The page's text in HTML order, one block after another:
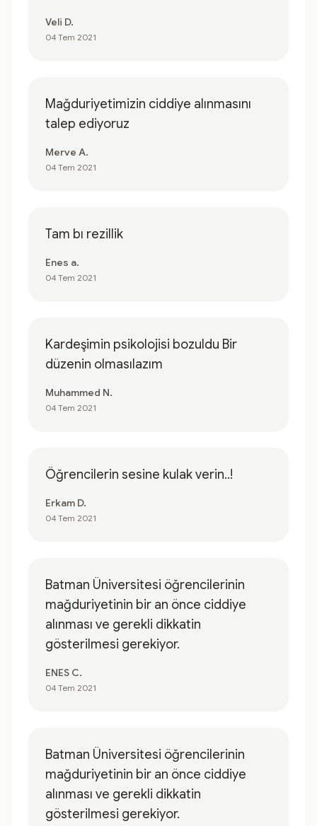
Veli D.
04 Tem 2021
Mağduriyetimizin ciddiye alınmasını
talep ediyoruz
Merve A.
04 Tem 2021
Tam bı rezillik
Enes a.
04 Tem 2021
Kardeşimin psikolojisi bozuldu Bir
düzenin olmasılazım
Muhammed N.
04 Tem 2021
Öğrencilerin sesine kulak verin..!
Erkam D.
04 Tem 2021
Batman Üniversitesi öğrencilerinin
mağduriyetinin bir an önce ciddiye
alınması ve gerekli dikkatin
gösterilmesi gerekiyor.
ENES C.
04 Tem 2021
Batman Üniversitesi öğrencilerinin
mağduriyetinin bir an önce ciddiye
alınması ve gerekli dikkatin
gösterilmesi gerekiyor.